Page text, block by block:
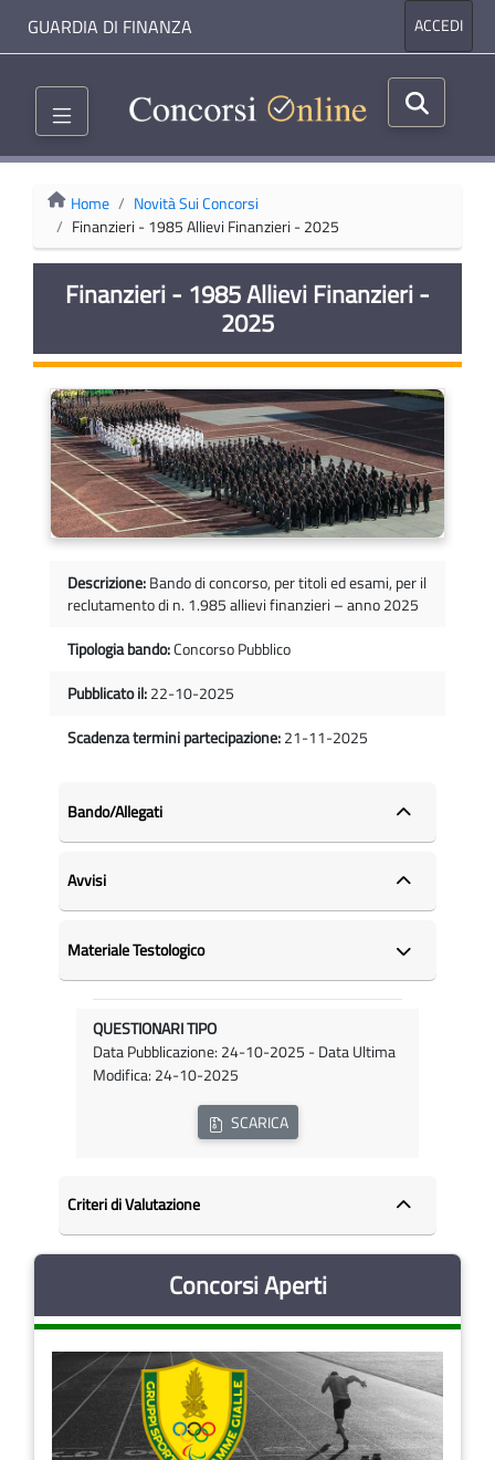
GUARDIA DI FINANZA ACCEDI
Home
Novità Sui Concorsi
Finanzieri - 1985 Allievi Finanzieri - 2025
Finanzieri - 1985 Allievi Finanzieri -
2025
Descrizione:Bando di concorso, per titoli ed esami, per il
reclutamento di n. 1.985 allievi finanzieri – anno 2025
Tipologia bando:Concorso Pubblico
Pubblicato il:22-10-2025
Scadenza termini partecipazione:21-11-2025
Bando/Allegati
Avvisi
Materiale Testologico
QUESTIONARI TIPO
Data Pubblicazione: 24-10-2025 - Data Ultima
Modifica: 24-10-2025
SCARICA
Criteri di Valutazione
Concorsi Aperti